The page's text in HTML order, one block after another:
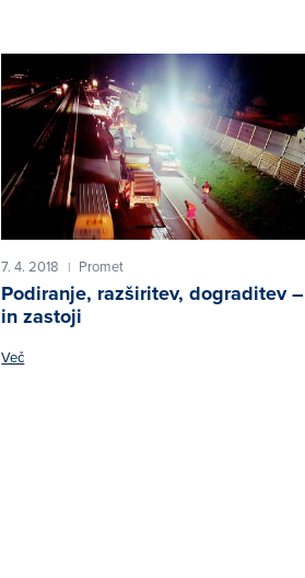
7. 4. 2018 | Promet
Podiranje, razširitev, dograditev –
in zastoji
Več